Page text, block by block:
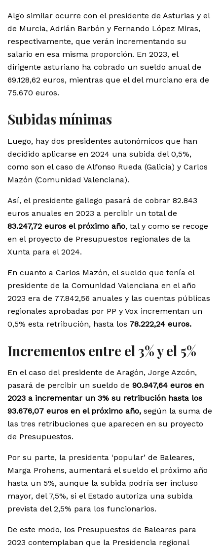
Algo similar ocurre con el presidente de Asturias y el
de Murcia, Adrián Barbón y Fernando López Miras,
respectivamente, que verán incrementando su
salario en esa misma proporción. En 2023, el
dirigente asturiano ha cobrado un sueldo anual de
69.128,62 euros, mientras que el del murciano era de
75.670 euros.
Subidas mínimas
Luego, hay dos presidentes autonómicos que han
decidido aplicarse en 2024 una subida del 0,5%,
como son el caso de Alfonso Rueda (Galicia) y Carlos
Mazón (Comunidad Valenciana).
Así, el presidente gallego pasará de cobrar 82.843
euros anuales en 2023 a percibir un total de
83.247,72 euros el próximo año, tal y como se recoge
en el proyecto de Presupuestos regionales de la
Xunta para el 2024.
En cuanto a Carlos Mazón, el sueldo que tenía el
presidente de la Comunidad Valenciana en el año
2023 era de 77.842,56 anuales y las cuentas públicas
regionales aprobadas por PP y Vox incrementan un
0,5% esta retribución, hasta los 78.222,24 euros.
Incrementos entre el 3% y el 5%
En el caso del presidente de Aragón, Jorge Azcón,
pasará de percibir un sueldo de 90.947,64 euros en
2023 a incrementar un 3% su retribución hasta los
93.676,07 euros en el próximo año, según la suma de
las tres retribuciones que aparecen en su proyecto
de Presupuestos.
Por su parte, la presidenta ‘popular’ de Baleares,
Marga Prohens, aumentará el sueldo el próximo año
hasta un 5%, aunque la subida podría ser incluso
mayor, del 7,5%, si el Estado autoriza una subida
prevista del 2,5% para los funcionarios.
De este modo, los Presupuestos de Baleares para
2023 contemplaban que la Presidencia regional